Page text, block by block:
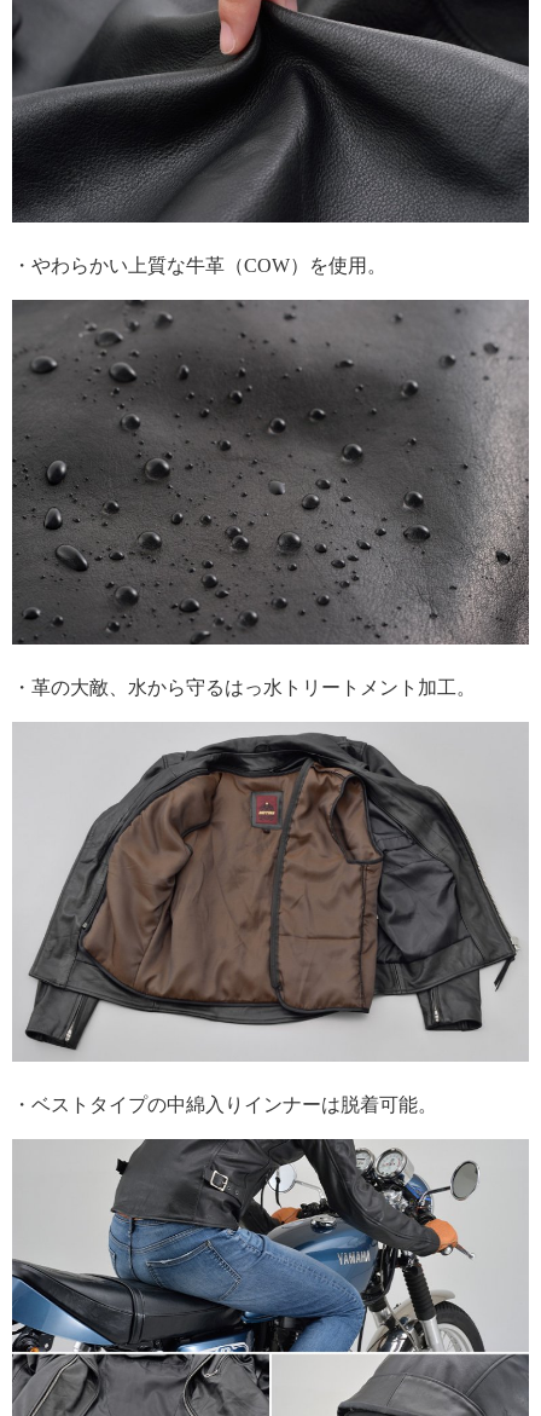
・やわらかい上質な牛革（COW）を使用。
・革の大敵、水から守るはっ水トリートメント加工。
・ベストタイプの中綿入りインナーは脱着可能。